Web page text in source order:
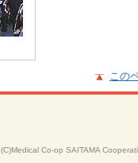
この
(C)Medical Co-op SAITAMA